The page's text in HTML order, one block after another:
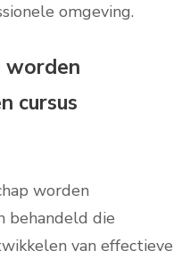
omgeving.
worden
cursus
worden
behandeld die
van effectieve